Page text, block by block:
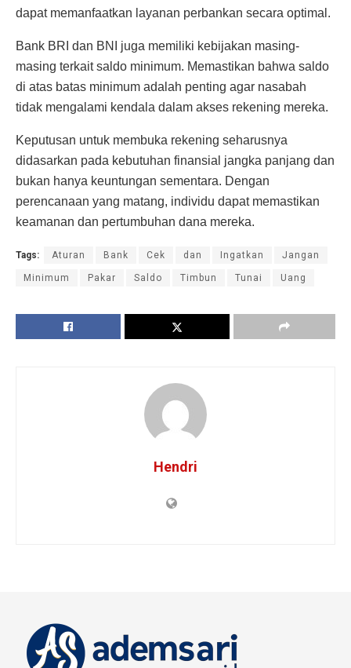
dapat memanfaatkan layanan perbankan secara optimal.
Bank BRI dan BNI juga memiliki kebijakan masing-
masing terkait saldo minimum. Memastikan bahwa saldo
di atas batas minimum adalah penting agar nasabah
tidak mengalami kendala dalam akses rekening mereka.
Keputusan untuk membuka rekening seharusnya
didasarkan pada kebutuhan finansial jangka panjang dan
bukan hanya keuntungan sementara. Dengan
perencanaan yang matang, individu dapat memastikan
keamanan dan pertumbuhan dana mereka.
Tags: Aturan Bank Cek dan Ingatkan Jangan
Minimum Pakar Saldo Timbun Tunai Uang
Hendri